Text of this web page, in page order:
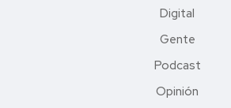
Digital
Gente
Podcast
Opinión